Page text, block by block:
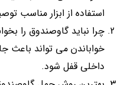
استفاده از ابزار مناسب
چرا نباید گاوصندوق را
خواباندن می تواند باعث
داخلی قفل شود.